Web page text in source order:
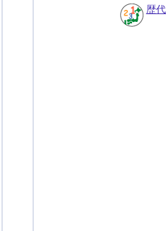
歴